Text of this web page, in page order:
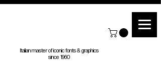
Italian master of iconic fonts & graphics
since 1960